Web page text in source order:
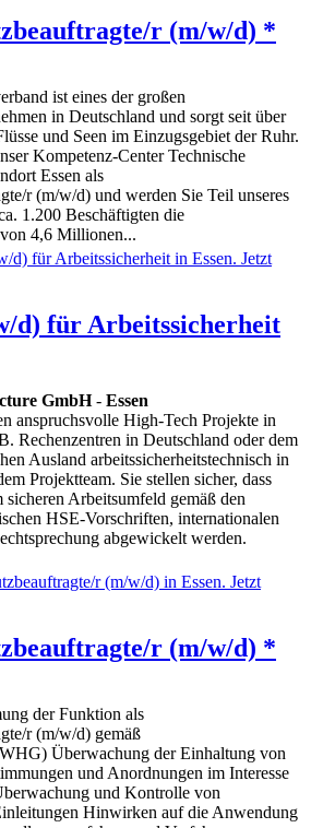
r (m/w/d) *
ist eines der großen
in Deutschland und sorgt seit über
und Seen im Einzugsgebiet der Ruhr.
Kompetenz-Center Technische
Essen als
r (m/w/d) und werden Sie Teil unseres
1.200 Beschäftigten die
4,6 Millionen...
d) für Arbeitssicherheit
GmbH- Essen
anspruchsvolle High-Tech Projekte in
Rechenzentren in Deutschland oder dem
Ausland arbeitssicherheitstechnisch in
Projektteam. Sie stellen sicher, dass
sicheren Arbeitsumfeld gemäß den
HSE-Vorschriften, internationalen
abgewickelt werden.
r (m/w/d) *
der Funktion als
r (m/w/d) gemäß
Überwachung der Einhaltung von
und Anordnungen im Interesse
und Kontrolle von
Hinwirken auf die Anwendung